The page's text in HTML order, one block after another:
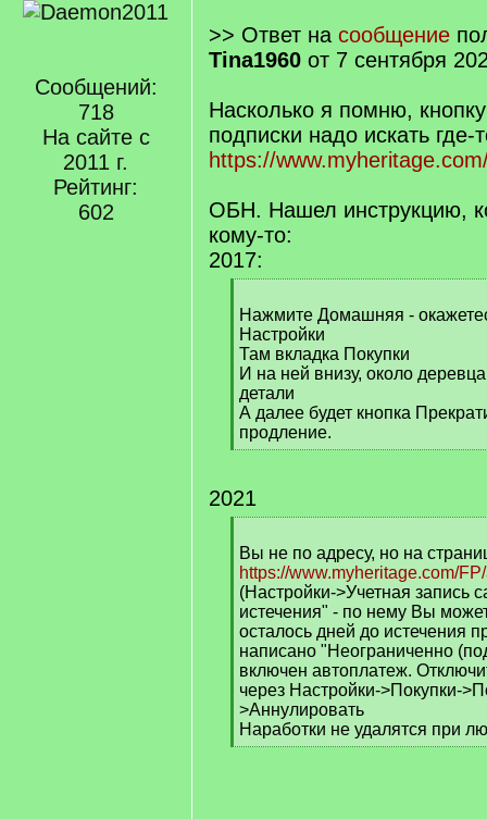
Сообщений:
718
На сайте с
2011 г.
Рейтинг:
602
>> Ответ на сообщение
Tina1960 от 7 сентября
Насколько я помню,
подписки надо искать где-
https://
ОБН. Нашел инструкцию,
кому-то:
2017:
q
]
Нажмите Домашняя -
Настройки
Там вкладка Покупки
И на ней внизу, около
детали
А далее будет кнопка
продление.
[
q
]
2021
q
]
Вы не по адресу, но на
https://www.myheritage.com/
(Настройки->Учетная запись
истечения" - по нему Вы
осталось дней до истечения
написано "Неограниченно
включен автоплатеж.
через Настройки->Покупки-
>Аннулировать
Наработки не удалятся при
[